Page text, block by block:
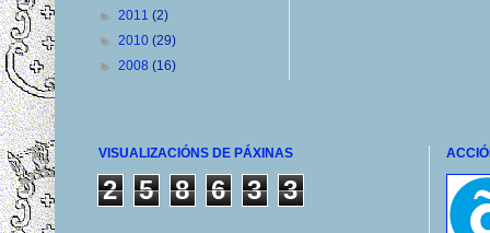
► 2011 (2)
► 2010 (29)
► 2008 (16)
VISUALIZACIÓNS DE PÁXINAS
2 5 8 6 3 3